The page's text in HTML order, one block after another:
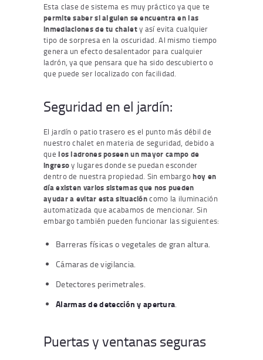
Esta clase de sistema es muy práctico ya que te
permite saber si alguien se encuentra en las
inmediaciones de tu chalety así evita cualquier
tipo de sorpresa en la oscuridad. Al mismo tiempo
genera un efecto desalentador para cualquier
ladrón, ya que pensara que ha sido descubierto o
que puede ser localizado con facilidad.
Seguridad en el jardín:
El jardín o patio trasero es el punto más débil de
nuestro chalet en materia de seguridad, debido a
que los ladrones poseen un mayor campo de
ingresoy lugares donde se puedan esconder
dentro de nuestra propiedad. Sin embargohoy en
día existen varios sistemas que nos pueden
ayudar a evitar esta situacióncomo la iluminación
automatizada que acabamos de mencionar. Sin
embargo también pueden funcionar las siguientes:
Barreras físicas o vegetales de gran altura.
Cámaras de vigilancia.
Detectores perimetrales.
Alarmas de detección y apertura.
Puertas y ventanas seguras